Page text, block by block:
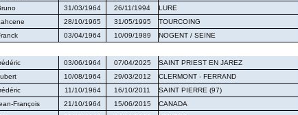
31/03/1964 26/11/1994
LURE
28/10/1965 31/05/1995
TOURCOING
03/04/1964 10/09/1989 NOGENT / SEINE
03/06/1964 07/04/2025
SAINT PRIEST EN JAREZ
10/08/1964 29/03/2012
CLERMONT - FERRAND
11/10/1964 16/10/2011
SAINT PIERRE (97)
François 21/10/1964 15/06/2015
CANADA